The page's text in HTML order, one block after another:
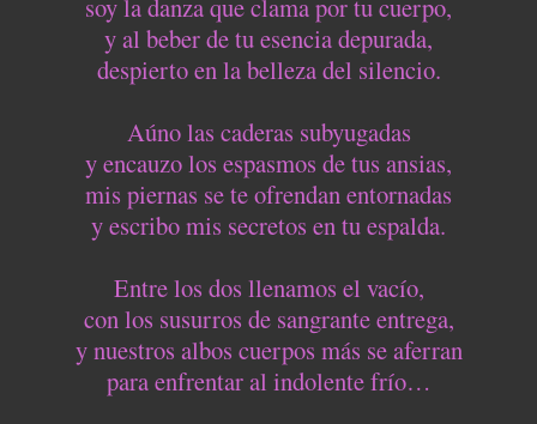
soy la danza que clama por tu cuerpo,
y al beber de tu esencia depurada,
despierto en la belleza del silencio.
Aúno las caderas subyugadas
y encauzo los espasmos de tus ansias,
mis piernas se te ofrendan entornadas
y escribo mis secretos en tu espalda.
Entre los dos llenamos el vacío,
con los susurros de sangrante entrega,
y nuestros albos cuerpos más se aferran
para enfrentar al indolente frío…